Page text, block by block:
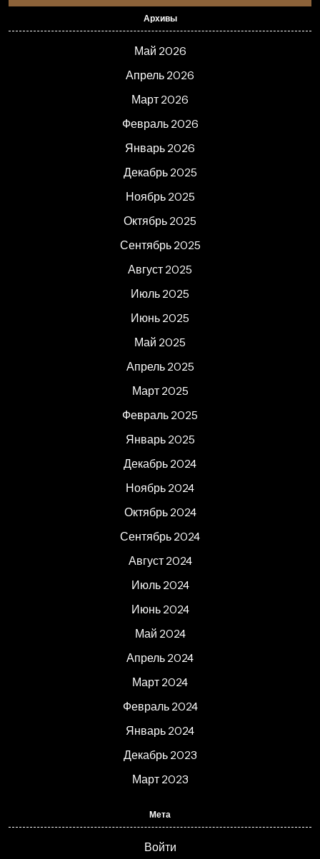
Архивы
Май 2026
Апрель 2026
Март 2026
Февраль 2026
Январь 2026
Декабрь 2025
Ноябрь 2025
Октябрь 2025
Сентябрь 2025
Август 2025
Июль 2025
Июнь 2025
Май 2025
Апрель 2025
Март 2025
Февраль 2025
Январь 2025
Декабрь 2024
Ноябрь 2024
Октябрь 2024
Сентябрь 2024
Август 2024
Июль 2024
Июнь 2024
Май 2024
Апрель 2024
Март 2024
Февраль 2024
Январь 2024
Декабрь 2023
Март 2023
Мета
Войти